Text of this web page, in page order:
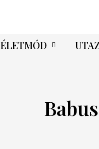
ÉLETMÓD